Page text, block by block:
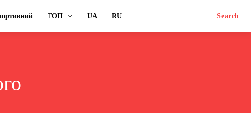
ТОП UA RU Search